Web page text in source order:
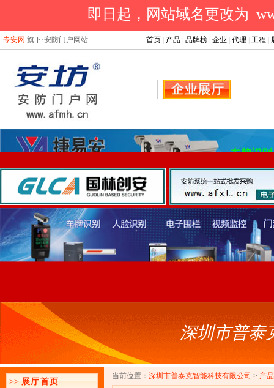
即日起，网站域名更改为
专安网 旗下·安防门户网站 首页 产品 品牌榜 企业 代理 工程
.
深圳市普泰
>> 展厅首页
当前位置： 深圳市普泰克智能科技有限公司 > 产